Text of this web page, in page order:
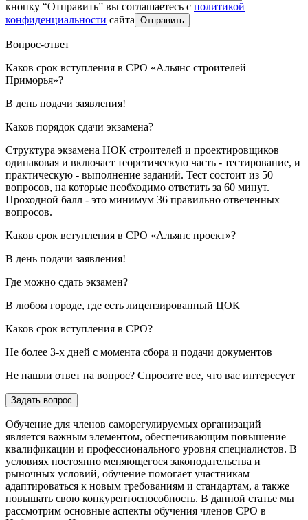
кнопку “Отправить” вы соглашаетесь с политикой
конфиденциальности сайта Отправить
Вопрос-ответ
Каков срок вступления в СРО «Альянс строителей
Приморья»?
В день подачи заявления!
Каков порядок сдачи экзамена?
Структура экзамена НОК строителей и проектировщиков
одинаковая и включает теоретическую часть - тестирование, и
практическую - выполнение заданий. Тест состоит из 50
вопросов, на которые необходимо ответить за 60 минут.
Проходной балл - это минимум 36 правильно отвеченных
вопросов.
Каков срок вступления в СРО «Альянс проект»?
В день подачи заявления!
Где можно сдать экзамен?
В любом городе, где есть лицензированный ЦОК
Каков срок вступления в СРО?
Не более 3-х дней с момента сбора и подачи документов
Не нашли ответ на вопрос? Спросите все, что вас интересует
Задать вопрос
Обучение для членов саморегулируемых организаций
является важным элементом, обеспечивающим повышение
квалификации и профессионального уровня специалистов. В
условиях постоянно меняющегося законодательства и
рыночных условий, обучение помогает участникам
адаптироваться к новым требованиям и стандартам, а также
повышать свою конкурентоспособность. В данной статье мы
рассмотрим основные аспекты обучения членов СРО в